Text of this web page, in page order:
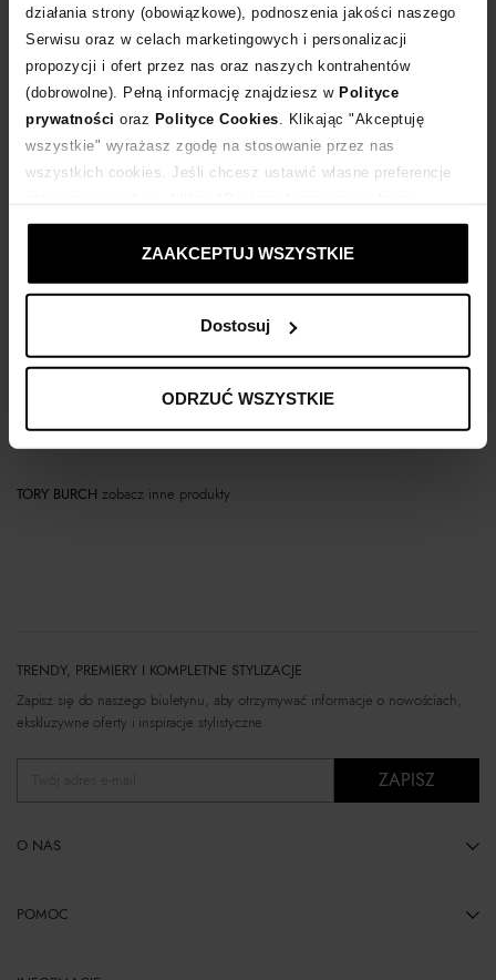
działania strony (obowiązkowe), podnoszenia jakości naszego
Serwisu oraz w celach marketingowych i personalizacji
propozycji i ofert przez nas oraz naszych kontrahentów
(dobrowolne). Pełną informację znajdziesz w Polityce
prywatności oraz Polityce Cookies . Klikając "Akceptuję
wszystkie" wyrażasz zgodę na stosowanie przez nas
wszystkich cookies. Jeśli chcesz ustawić własne preferencje
ustawienia prywatności.
ZAAKCEPTUJ WSZYSTKIE
Dostosuj
ODRZUĆ WSZYSTKIE
Dostawa od 0 zł
14 dni na zwrot towaru
+266 punktówzyskujesz w Klubie Korzyści Sprawdź
Kup teraz, Zapłać później!
Opis produktu
Materiał
TORY BURCH zobacz inne produkty
TRENDY, PREMIERY I KOMPLETNE STYLIZACJE
Zapisz się do naszego biuletynu, aby otrzymywać informacje o nowościach,
ekskluzywne oferty i inspiracje stylistyczne.
ZAPISZ
O NAS
POMOC